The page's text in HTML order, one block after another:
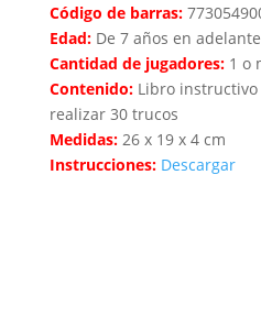
Código de barras:
Edad:De 7 años en adelante
Cantidad de jugadores:1 o
Contenido:Libro instructivo
realizar 30 trucos
Medidas:26 x 19 x 4 cm
Instrucciones: Descargar